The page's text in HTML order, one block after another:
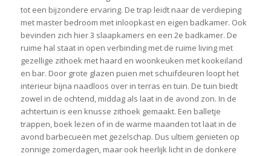
tot een bijzondere ervaring. De trap leidt naar de verdieping
met master bedroom met inloopkast en eigen badkamer. Ook
bevinden zich hier 3 slaapkamers en een 2e badkamer. De
ruime hal staat in open verbinding met de ruime living met
gezellige zithoek met haard en woonkeuken met kookeiland
en bar. Door grote glazen puien met schuifdeuren loopt het
interieur bijna naadloos over in terras en tuin. De tuin biedt
zowel in de ochtend, middag als laat in de avond zon. In de
achtertuin is een knusse zithoek gemaakt. Een balletje
trappen, boek lezen of in de warme maanden tot laat in de
avond barbecueën met gezelschap. Dus ultiem genieten op
zonnige zomerdagen, maar ook heerlijk licht in de donkere